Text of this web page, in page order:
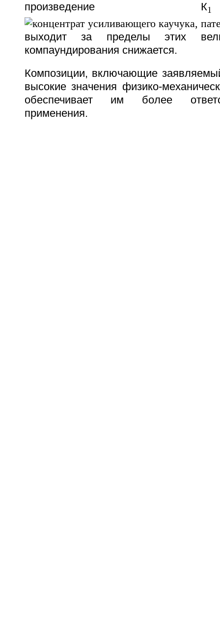
произведение К1
выходит за пределы этих
компаундирования снижается.
Композиции, включающие
высокие значения физико-
обеспечивает им более
применения.